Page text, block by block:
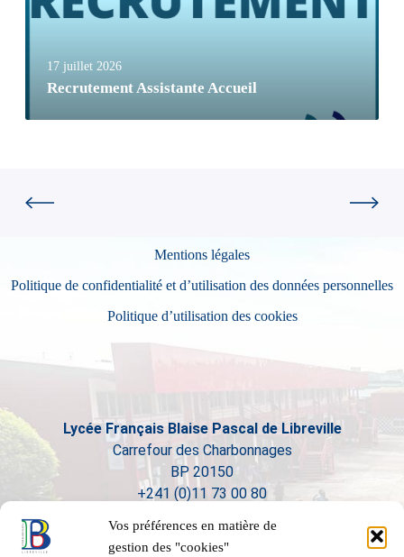
Vos préférences en matière de
gestion des "cookies"
17 juillet 2026
Recrutement Assistante Accueil
Mentions légales
Politique de confidentialité et d’utilisation des données personnelles
Politique d’utilisation des cookies
Lycée Français Blaise Pascal de Libreville
Carrefour des Charbonnages
BP 20150
+241 (0)11 73 00 80